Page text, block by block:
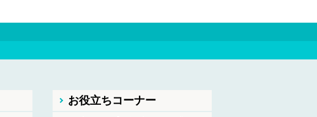
お役立ちコーナー